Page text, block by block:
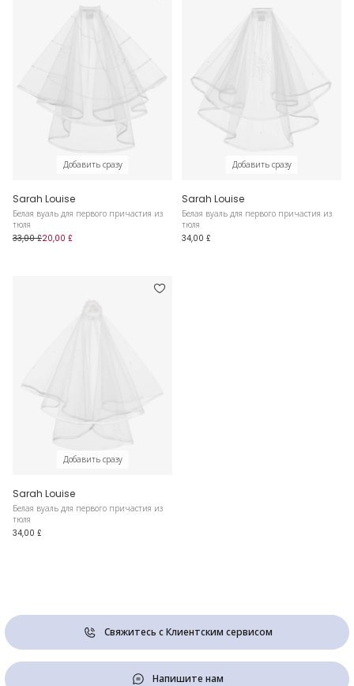
Добавить сразу
Sarah Louise
Белая вуаль для первого причастия из
тюля
33,00 £20,00 £
Добавить сразу
Sarah Louise
Белая вуаль для первого причастия из
тюля
34,00 £
Добавить сразу
Sarah Louise
Белая вуаль для первого причастия из
тюля
34,00 £
Свяжитесь с Клиентским сервисом
Напишите нам